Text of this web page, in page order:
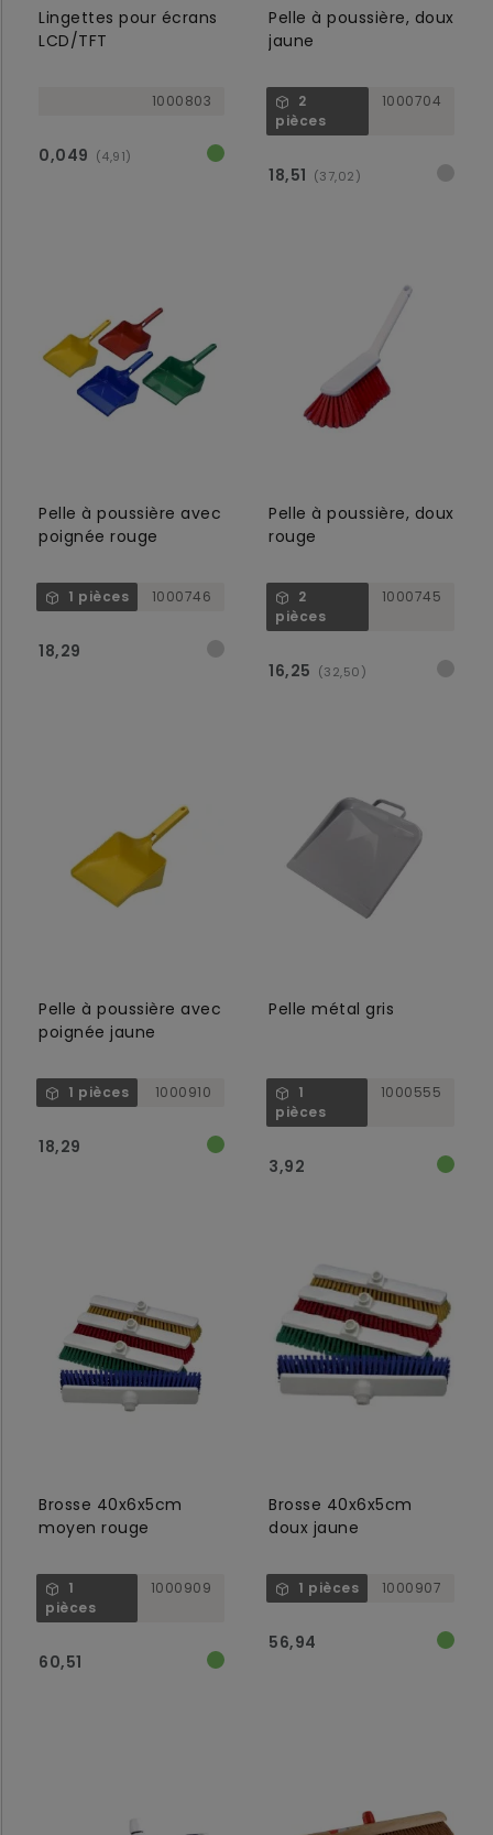
Lingettes pour écrans
LCD/TFT
1000803
0,049 (4,91)
Pelle à poussière, doux
jaune
2
pièces
1000704
18,51 (37,02)
Pelle à poussière avec
poignée rouge
1 pièces 1000746
18,29
Pelle à poussière, doux
rouge
2
pièces
1000745
16,25 (32,50)
Pelle à poussière avec
poignée jaune
1 pièces 1000910
18,29
Pelle métal gris
1
pièces
1000555
3,92
Brosse 40x6x5cm
moyen rouge
1
pièces
1000909
60,51
Brosse 40x6x5cm
doux jaune
1 pièces 1000907
56,94